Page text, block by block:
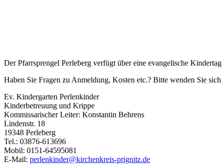
Der Pfarrsprengel Perleberg verfügt über eine evangelische
Haben Sie Fragen zu Anmeldung, Kosten etc.? Bitte wenden Sie
Ev. Kindergarten Perlenkinder
Kinderbetreuung und Krippe
Kommissarischer Leiter: Konstantin Behrens
Lindenstr. 18
19348 Perleberg
Tel.: 03876-613696
Mobil: 0151-64595081
E-Mail: perlenkinder@kirchenkreis-prignitz.de